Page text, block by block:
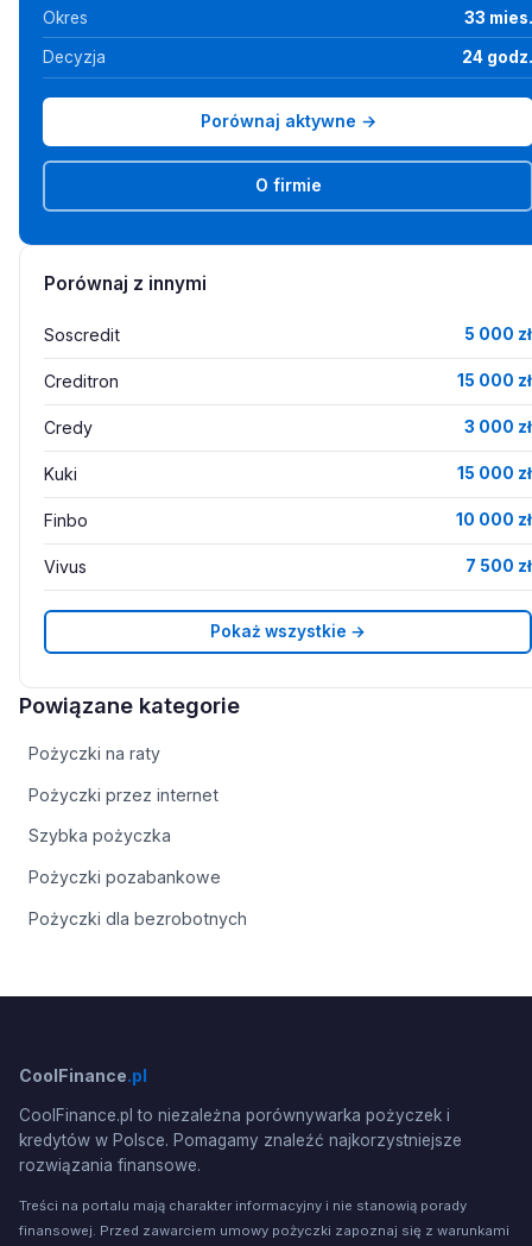
Okres 33 mies.
Decyzja 24 godz.
Porównaj aktywne →
O firmie
Porównaj z innymi
Soscredit 5 000 zł
Creditron 15 000 zł
Credy 3 000 zł
Kuki 15 000 zł
Finbo 10 000 zł
Vivus 7 500 zł
Pokaż wszystkie →
Powiązane kategorie
Pożyczki na raty
Pożyczki przez internet
Szybka pożyczka
Pożyczki pozabankowe
Pożyczki dla bezrobotnych
CoolFinance.pl
CoolFinance.pl to niezależna porównywarka pożyczek i
kredytów w Polsce. Pomagamy znaleźć najkorzystniejsze
rozwiązania finansowe.
Treści na portalu mają charakter informacyjny i nie stanowią porady
finansowej. Przed zawarciem umowy pożyczki zapoznaj się z warunkami